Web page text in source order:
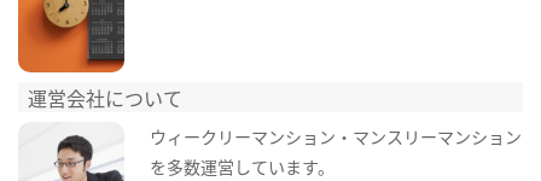
運営会社について
ウィークリーマンション・マンスリーマンション
を多数運営しています。